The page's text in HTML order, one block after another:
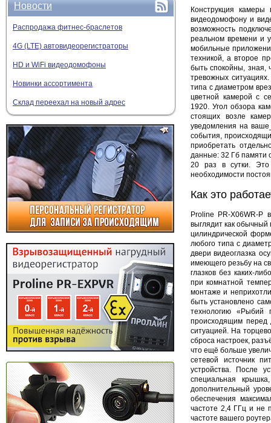
Новости
Распродажа фитнес-браслетов
4G (LTE) автовидеорегистраторы
HD и WiFi видеодомофоны
Новинки ассортимента
Склад переехал на новый адрес
Конструкция
видеодомофону и
возможность
реальном времени и
мобильные
техникой, а второе
быть спокойны, зная,
тревожных
типа с диаметром
цветной камерой с
1920 . Угол обзора
стоящих возле
уведомления на
события,
приобретать
данные: 32 Гб памяти
20 раз в сутки. Это
необходимости
Как это
Proline PR-X06WR-P в
выглядит как обычный
цилиндрической
любого типа с
двери видеоглазка
имеющего резьбу на
глазков без каких-
при комнатной
монтаже и
быть установлено
технологию «Рыбий
происходящим перед
ситуацией. На
сброса настроек,
что ещё больше
сетевой источник
устройства. После
специальная
дополнительный
обеспечения
частоте 2,4 ГГц и не
частоте вашего